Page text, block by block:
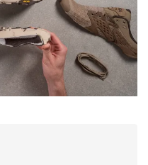
4.8 mm 4.4 mm